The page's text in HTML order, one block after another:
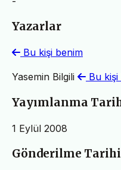
Yazarlar
Bu kişi benim
Yasemin Bilgili Bu
Yayımlanma
1 Eylül 2008
Gönderilme Tarihi